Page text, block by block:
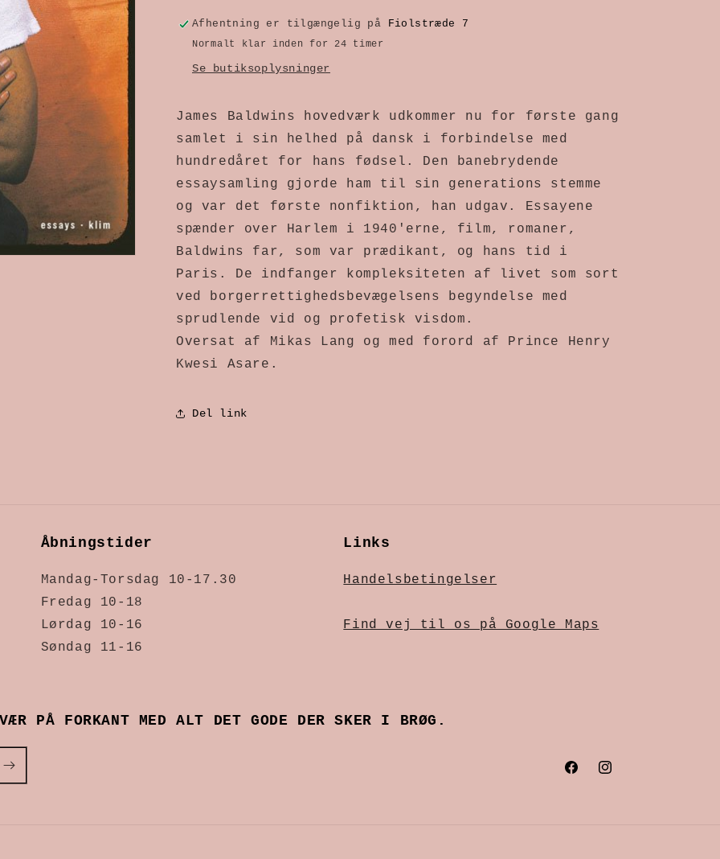
af
af
Afhentning er tilgængelig på Fiolstræde 7
Normalt klar inden for 24 timer
Se butiksoplysninger
James Baldwins hovedværk udkommer nu for første gang
samlet i sin helhed på dansk i forbindelse med
hundredåret for hans fødsel. Den banebrydende
essaysamling gjorde ham til sin generations stemme
og var det første nonfiktion, han udgav. Essayene
spænder over Harlem i 1940'erne, film, romaner,
Baldwins far, som var prædikant, og hans tid i
Paris. De indfanger kompleksiteten af livet som sort
ved borgerrettighedsbevægelsens begyndelse med
sprudlende vid og profetisk visdom.
Oversat af Mikas Lang og med forord af Prince Henry
Kwesi Asare.
Del link
Åbningstider
Mandag-Torsdag 10-17.30
Fredag 10-18
Lørdag 10-16
Søndag 11-16
Links
Handelsbetingelser
Find vej til os på Google Maps
PÅ FORKANT MED ALT DET GODE DER SKER I BRØG.
FacebookInstagram